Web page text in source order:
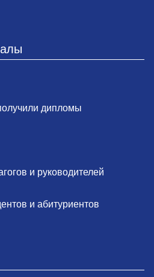
дипломы
и руководителей
и абитуриентов